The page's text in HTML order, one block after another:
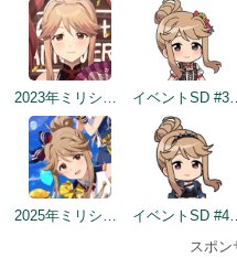
2023年ミリシタ4周年カウントダウン（2日前） イベントSD #334
2025年ミリシタ8周年トップ画面
イベントSD #441
スポン